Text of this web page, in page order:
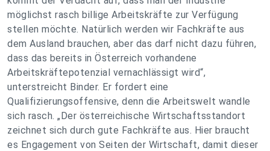
möglichst rasch billige Arbeitskräfte zur Verfügung
stellen möchte. Natürlich werden wir Fachkräfte aus
dem Ausland brauchen, aber das darf nicht dazu führen,
dass das bereits in Österreich vorhandene
Arbeitskräftepotenzial vernachlässigt wird“,
unterstreicht Binder. Er fordert eine
Qualifizierungsoffensive, denn die Arbeitswelt wandle
sich rasch. „Der österreichische Wirtschaftsstandort
zeichnet sich durch gute Fachkräfte aus. Hier braucht
es Engagement von Seiten der Wirtschaft, damit dieser